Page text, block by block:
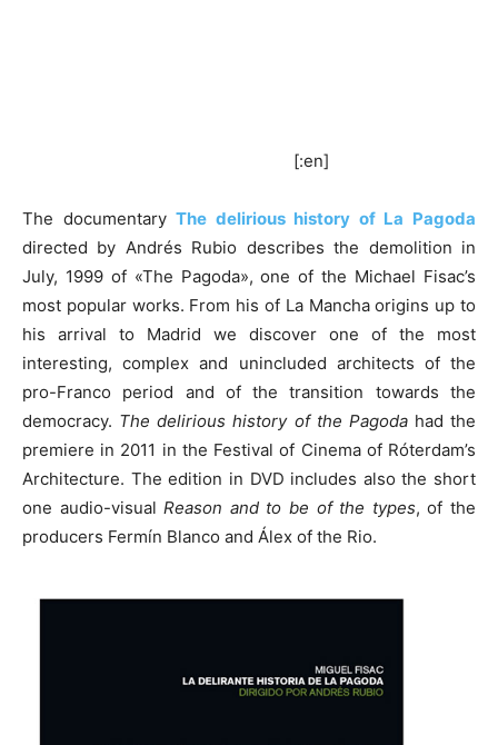
[:en]
The documentaryThe delirious history of La Pagoda
directed by Andrés Rubio describes the demolition in
July, 1999 of «The Pagoda», one of the Michael Fisac’s
most popular works. From his of La Mancha origins up to
his arrival to Madrid we discover one of the most
interesting, complex and unincluded architects of the
pro-Franco period and of the transition towards the
democracy. The delirious history of the Pagodahad the
premiere in 2011 in the Festival of Cinema of Róterdam’s
Architecture. The edition in DVD includes also the short
one audio-visual Reason and to be of the types, of the
producers Fermín Blanco and Álex of the Rio.